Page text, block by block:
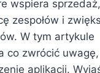
wspiera sprzedaż,
zespołów i
W tym artykule
co zwrócić uwagę,
aplikacji.